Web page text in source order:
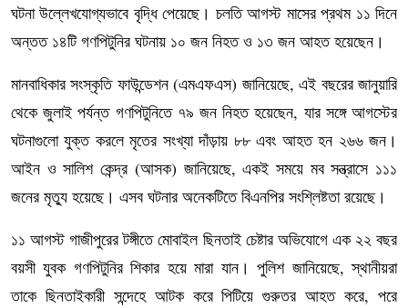
ঘটনা উল্লেখযোগ্যভাবে বৃদ্ধি পেয়েছে। চলতি আগস্ট মাসের প্রথম ১১ দিনে
অন্তত ১৪টি গণপিটুনির ঘটনায় ১০ জন নিহত ও ১৩ জন আহত হয়েছেন।
মানবাধিকার সংস্কৃতি ফাউন্ডেশন (এমএফএস) জানিয়েছে, এই বছরের জানুয়ারি
থেকে জুলাই পর্যন্ত গণপিটুনিতে ৭৯ জন নিহত হয়েছেন, যার সঙ্গে আগস্টের
ঘটনাগুলো যুক্ত করলে মৃতের সংখ্যা দাঁড়ায় ৮৮ এবং আহত হন ২৬৬ জন।
আইন ও সালিশ কেন্দ্র (আসক) জানিয়েছে, একই সময়ে মব সন্ত্রাসে ১১১
জনের মৃত্যু হয়েছে। এসব ঘটনার অনেকটিতে বিএনপির সংশ্লিষ্টতা রয়েছে।
১১ আগস্ট গাজীপুরের টঙ্গীতে মোবাইল ছিনতাই চেষ্টার অভিযোগে এক ২২ বছর
বয়সী যুবক গণপিটুনির শিকার হয়ে মারা যান। পুলিশ জানিয়েছে, স্থানীয়রা
তাকে ছিনতাইকারী সন্দেহে আটক করে পিটিয়ে গুরুতর আহত করে, পরে